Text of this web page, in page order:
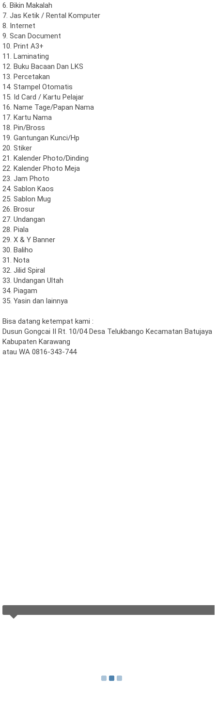
6. Bikin Makalah
7. Jas Ketik / Rental Komputer
8. Internet
9. Scan Document
10. Print A3+
11. Laminating
12. Buku Bacaan Dan LKS
13. Percetakan
14. Stampel Otomatis
15. Id Card / Kartu Pelajar
16. Name Tage/Papan Nama
17. Kartu Nama
18. Pin/Bross
19. Gantungan Kunci/Hp
20. Stiker
21. Kalender Photo/Dinding
22. Kalender Photo Meja
23. Jam Photo
24. Sablon Kaos
25. Sablon Mug
26. Brosur
27. Undangan
28. Piala
29. X & Y Banner
30. Baliho
31. Nota
32. Jilid Spiral
33. Undangan Ultah
34. Piagam
35. Yasin dan lainnya
Bisa datang ketempat kami :
Dusun Gongcai II Rt. 10/04 Desa Telukbango Kecamatan Batujaya
Kabupaten Karawang
atau WA 0816-343-744